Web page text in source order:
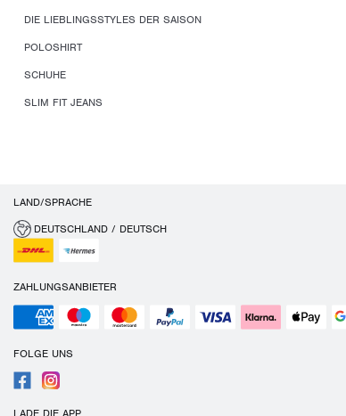
DIE LIEBLINGSSTYLES DER SAISON
POLOSHIRT
SCHUHE
SLIM FIT JEANS
LAND/SPRACHE
DEUTSCHLAND / DEUTSCH
ZAHLUNGSANBIETER
FOLGE UNS